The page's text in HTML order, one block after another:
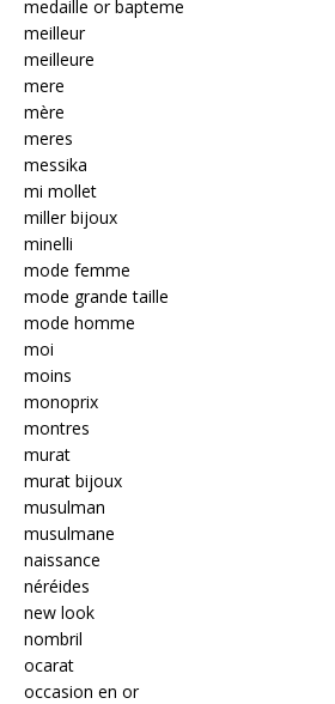
medaille or bapteme
meilleur
meilleure
mere
mère
meres
messika
mi mollet
miller bijoux
minelli
mode femme
mode grande taille
mode homme
moi
moins
monoprix
montres
murat
murat bijoux
musulman
musulmane
naissance
néréides
new look
nombril
ocarat
occasion en or